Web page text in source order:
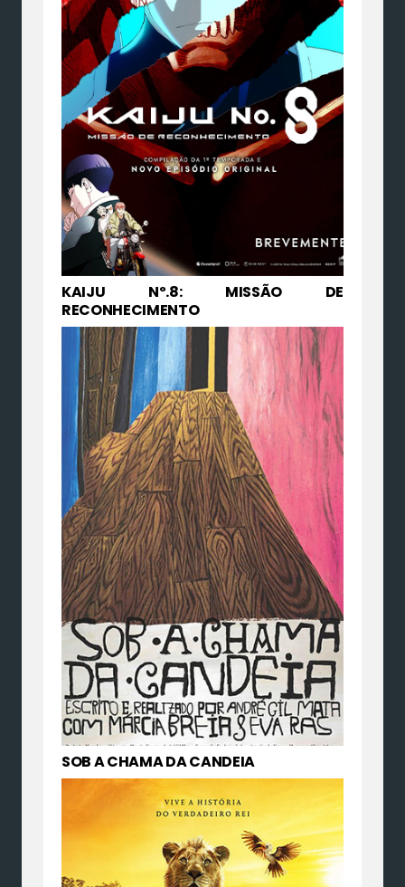
KAIJU Nº.8: MISSÃO DE
RECONHECIMENTO
SOB A CHAMA DA CANDEIA